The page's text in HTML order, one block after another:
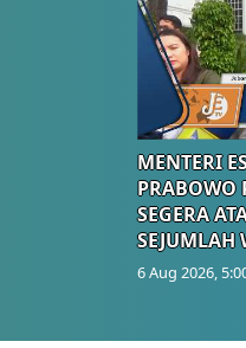
MENTERI
PRABOWO
SEGERA
SEJUMLAH
6 Aug 2026,